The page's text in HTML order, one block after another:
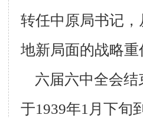
转任中原局书记
地新局面的战略重
六届六中全会结
于1939年1月下旬